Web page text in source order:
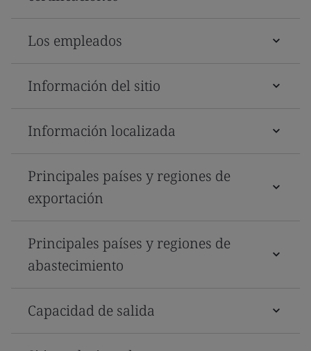
Los empleados
Información del sitio
Información localizada
Principales países y regiones de
exportación
Principales países y regiones de
abastecimiento
Capacidad de salida